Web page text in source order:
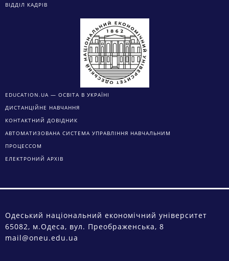
ВІДДІЛ КАДРІВ
EDUCATION.UA — ОСВІТА В УКРАЇНІ
ДИСТАНЦІЙНЕ НАВЧАННЯ
КОНТАКТНИЙ ДОВІДНИК
АВТОМАТИЗОВАНА СИСТЕМА УПРАВЛІННЯ НАВЧАЛЬНИМ
ПРОЦЕССОМ
ЕЛЕКТРОНИЙ АРХІВ
Одеський національний економічний університет
65082, м.Одеса, вул. Преображенська, 8
mail@oneu.edu.ua